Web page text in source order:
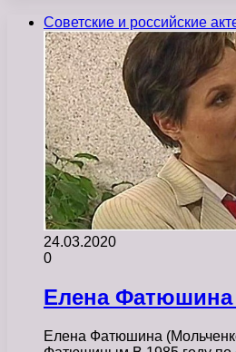
Советские и российские
24.03.2020
0
Елена Фатюшина
Елена Фатюшина